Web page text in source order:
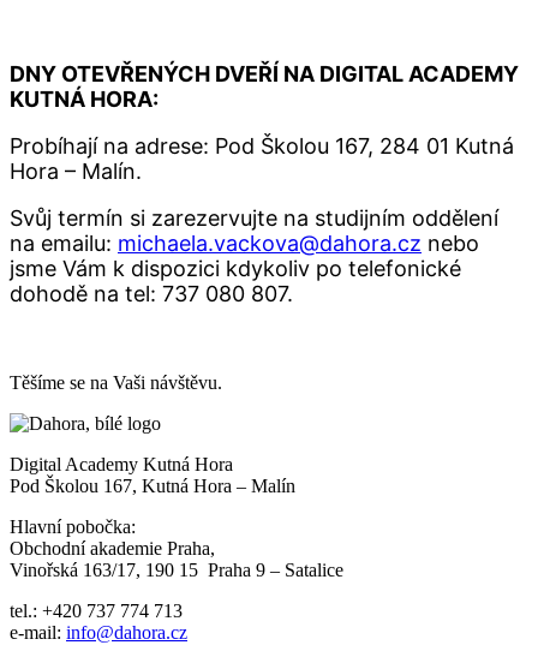
DNY OTEVŘENÝCH DVEŘÍ NA DIGITAL ACADEMY
KUTNÁ HORA:
Probíhají na adrese: Pod Školou 167, 284 01 Kutná
Hora – Malín.
Svůj termín si zarezervujte na studijním oddělení
na emailu: michaela.vackova@dahora.cz nebo
jsme Vám k dispozici kdykoliv po telefonické
dohodě na tel: 737 080 807.
Těšíme se na Vaši návštěvu.
Digital Academy Kutná Hora
Pod Školou 167, Kutná Hora – Malín
Hlavní pobočka:
Obchodní akademie Praha,
Vinořská 163/17, 190 15 Praha 9 – Satalice
tel.: +420 737 774 713
e-mail: info@dahora.cz